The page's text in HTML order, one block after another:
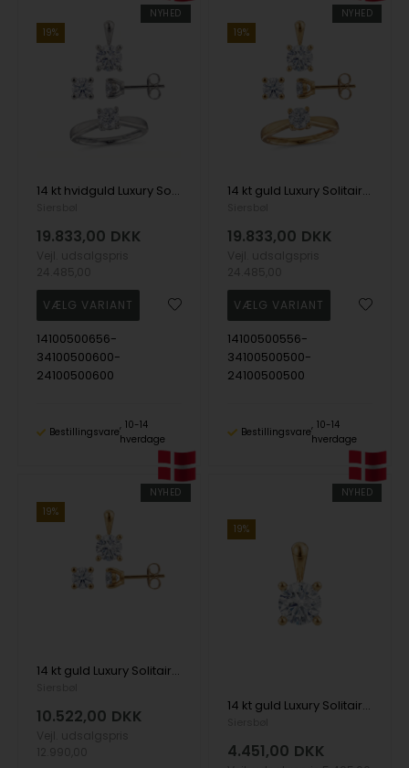
NYHED
19%
14 kt hvidguld Luxury Solitaire smykkesæt med i alt 2,10 ct Labgrown diamant Top Wesselston VS2
19.833,00 DKK
14100500656-
34100500600-
24100500600
Bestillingsvare
10-14
hverdage
NYHED
19%
14 kt guld Luxury Solitaire smykkesæt med i alt 2,10 ct Labgrown diamant Top Wesselston VS2
19.833,00 DKK
14100500556-
34100500500-
24100500500
Bestillingsvare
10-14
hverdage
NYHED
19%
14 kt guld Luxury Solitaire smykkesæt med i alt 1,40 ct Labgrown diamant Top Wesselston VS2
10.522,00 DKK
NYHED
19%
14 kt guld Luxury Solitaire vedhæng med i alt 0,70 ct Labgrown diamant Top Wesselston VS2
4.451,00 DKK